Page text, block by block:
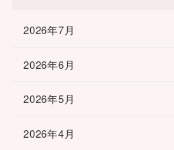
2026年7月
2026年6月
2026年5月
2026年4月